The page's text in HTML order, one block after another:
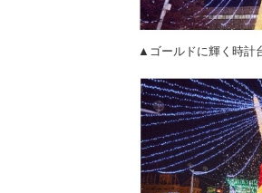
▲ゴールドに輝く時